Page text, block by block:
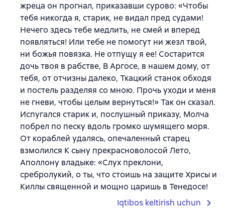
жреца он прогнал, приказавши сурово: «Чтобы
тебя никогда я, старик, не видал пред судами!
Нечего здесь тебе медлить, не смей и вперед
появляться! Или тебе не помогут ни жезл твой,
ни божья повязка. Не отпущу я ее! Состарится
дочь твоя в рабстве, В Аргосе, в нашем дому, от
тебя, от отчизны далеко, Ткацкий станок обходя
и постель разделяя со мною. Прочь уходи и меня
не гневи, чтобы целым вернуться!» Так он сказал.
Испугался старик и, послушный приказу, Молча
побрел по песку вдоль громко шумящего моря.
От кораблей удалясь, опечаленный старец
взмолился К сыну прекрасноволосой Лето,
Аполлону владыке: «Слух преклони,
сребролукий, о ты, что стоишь на защите Хрисы и
Киллы священной и мощно царишь в Тенедосе!
Iqtibos keltirish uchun